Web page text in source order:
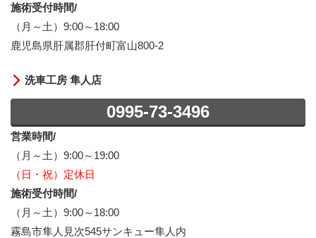
施術受付時間/
（月～土）9:00～18:00
鹿児島県肝属郡肝付町富山800-2
洗車工房 隼人店
0995-73-3496
営業時間/
（月～土）9:00～19:00
（日・祝）定休日
施術受付時間/
（月～土）9:00～18:00
霧島市隼人見次545サンキュー隼人内